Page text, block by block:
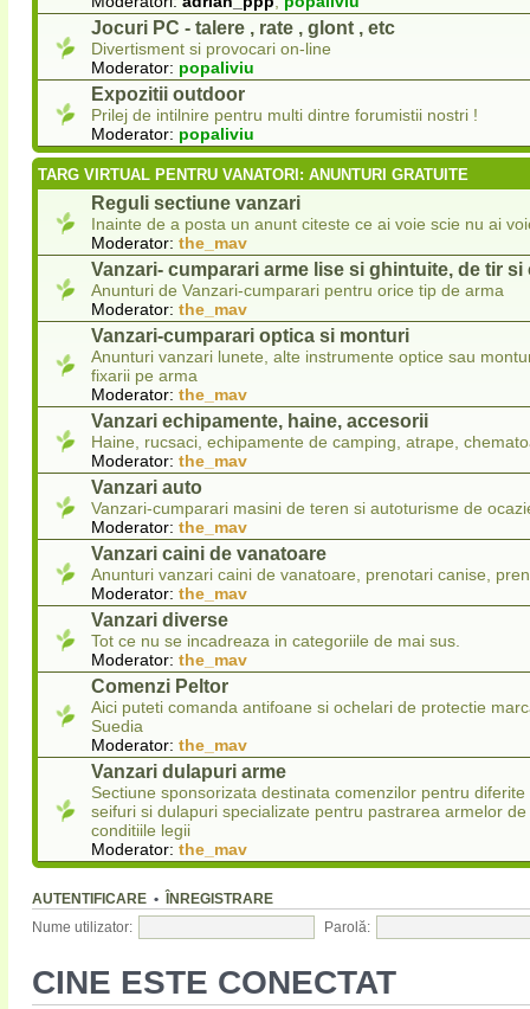
Jocuri PC - talere , rate , glont , etc
Divertisment si provocari on-line
Moderator: popaliviu
Expozitii outdoor
Prilej de intilnire pentru multi dintre forumistii nostri !
Moderator: popaliviu
TARG VIRTUAL PENTRU VANATORI: ANUNTURI GRATUITE
Reguli sectiune vanzari
Inainte de a posta un anunt citeste ce ai voie scie nu ai
Moderator: the_mav
Vanzari- cumparari arme lise si ghintuite, de tir si
Anunturi de Vanzari-cumparari pentru orice tip de arma
Moderator: the_mav
Vanzari-cumparari optica si monturi
Anunturi vanzari lunete, alte instrumente optice sau
fixarii pe arma
Moderator: the_mav
Vanzari echipamente, haine, accesorii
Haine, rucsaci, echipamente de camping, atrape,
Moderator: the_mav
Vanzari auto
Vanzari-cumparari masini de teren si autoturisme de
Moderator: the_mav
Vanzari caini de vanatoare
Anunturi vanzari caini de vanatoare, prenotari canise,
Moderator: the_mav
Vanzari diverse
Tot ce nu se incadreaza in categoriile de mai sus.
Moderator: the_mav
Comenzi Peltor
Aici puteti comanda antifoane si ochelari de protectie
Suedia
Moderator: the_mav
Vanzari dulapuri arme
Sectiune sponsorizata destinata comenzilor pentru
seifuri si dulapuri specializate pentru pastrarea armelor
conditiile legii
Moderator: the_mav
AUTENTIFICARE • ÎNREGISTRARE
Nume utilizator: Parolă:
CINE ESTE CONECTAT